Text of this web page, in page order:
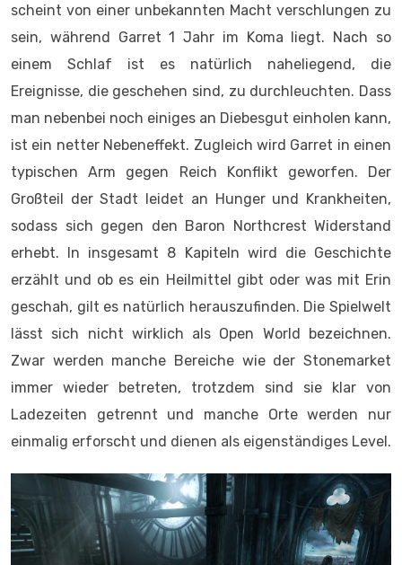
scheint von einer unbekannten Macht verschlungen zu
sein, während Garret 1 Jahr im Koma liegt. Nach so
einem Schlaf ist es natürlich naheliegend, die
Ereignisse, die geschehen sind, zu durchleuchten. Dass
man nebenbei noch einiges an Diebesgut einholen kann,
ist ein netter Nebeneffekt. Zugleich wird Garret in einen
typischen Arm gegen Reich Konflikt geworfen. Der
Großteil der Stadt leidet an Hunger und Krankheiten,
sodass sich gegen den Baron Northcrest Widerstand
erhebt. In insgesamt 8 Kapiteln wird die Geschichte
erzählt und ob es ein Heilmittel gibt oder was mit Erin
geschah, gilt es natürlich herauszufinden. Die Spielwelt
lässt sich nicht wirklich als Open World bezeichnen.
Zwar werden manche Bereiche wie der Stonemarket
immer wieder betreten, trotzdem sind sie klar von
Ladezeiten getrennt und manche Orte werden nur
einmalig erforscht und dienen als eigenständiges Level.